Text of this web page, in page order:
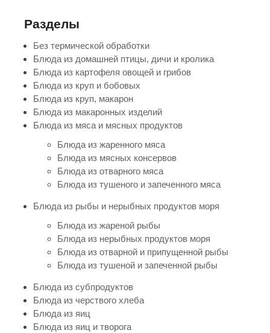
Разделы
Без термической обработки
Блюда из домашней птицы, дичи и кролика
Блюда из картофеля овощей и грибов
Блюда из круп и бобовых
Блюда из круп, макарон
Блюда из макаронных изделий
Блюда из мяса и мясных продуктов
Блюда из жаренного мяса
Блюда из мясных консервов
Блюда из отварного мяса
Блюда из тушеного и запеченного мяса
Блюда из рыбы и нерыбных продуктов моря
Блюда из жареной рыбы
Блюда из нерыбных продуктов моря
Блюда из отварной и припущенной рыбы
Блюда из тушеной и запеченной рыбы
Блюда из субпродуктов
Блюда из черствого хлеба
Блюда из яиц
Блюда из яиц и творога